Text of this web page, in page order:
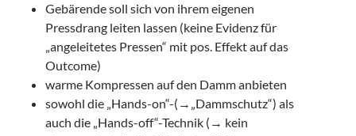
Gebärende soll sich von ihrem eigenen
Pressdrang leiten lassen (keine Evidenz für
„angeleitetes Pressen“ mit pos. Effekt auf das
Outcome)
warme Kompressen auf den Damm anbieten
sowohl die „Hands-on“-(→„Dammschutz“) als
auch die „Hands-off“-Technik (→ kein